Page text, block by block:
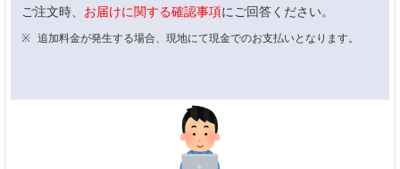
ご注文時、 お届けに関する確認事項にご回答ください。
追加料金が発生する場合、現地にて現金でのお支払いとなります。